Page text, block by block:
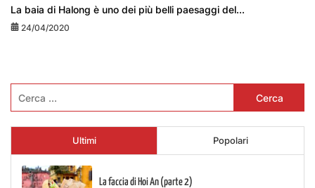
La baia di Halong è uno dei più belli paesaggi del...
24/04/2020
per:
Ultimi Popolari
La faccia di Hoi An (parte 2)